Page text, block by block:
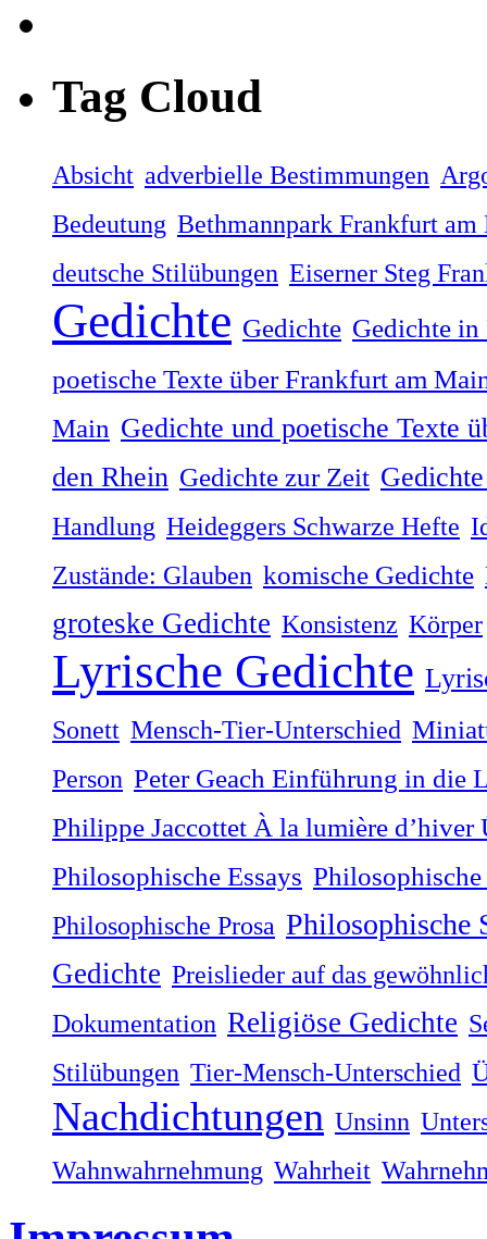
Tag Cloud
Absicht adverbielle Bestimmungen
Bedeutung Bethmannpark Frankfurt am
deutsche Stilübungen Eiserner Steg
Gedichte Gedichte Gedichte in
poetische Texte über Frankfurt am
Main Gedichte und poetische Texte
den Rhein Gedichte zur Zeit
Handlung Heideggers Schwarze Hefte
Zustände: Glauben komische Gedichte
groteske Gedichte Konsistenz Körper
Lyrische Gedichte
Sonett Mensch-Tier-Unterschied
Person Peter Geach Einführung in die
Philippe Jaccottet À la lumière dʼhiver
Philosophische Essays
Philosophische Prosa Philosophische
Gedichte Preislieder auf das
Dokumentation Religiöse Gedichte
Stilübungen Tier-Mensch-Unterschied
Nachdichtungen Unsinn
Wahnwahrnehmung Wahrheit